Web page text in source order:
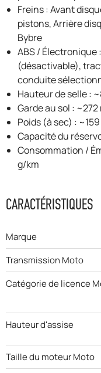
Freins : Avant
pistons, Arrière
Bybre
ABS / Électronique
(désactivable),
conduite
Hauteur de selle :
Garde au sol : ~272
Poids (à sec) :
Capacité du
Consommation /
g/km
CARACTÉRISTIQUES
Marque
Transmission Moto
Catégorie de licence
Hauteur d'assise
Taille du moteur Moto